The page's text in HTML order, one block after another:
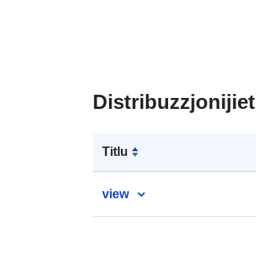
Distribuzzjonijiet
Titlu
view